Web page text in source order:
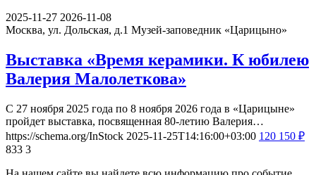
2025-11-27 2026-11-08
Москва, ул. Дольская, д.1 Музей-заповедник «Царицыно»
Выставка «Время керамики. К юбилею
Валерия Малолеткова»
С 27 ноября 2025 года по 8 ноября 2026 года в «Царицыне»
пройдет выставка, посвященная 80-летию Валерия…
https://schema.org/InStock 2025-11-25T14:16:00+03:00 120 150 ₽
833 3